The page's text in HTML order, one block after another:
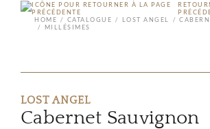
HOME
CATALOGUE LOST ANGEL
MILLÉSIMES
LOST ANGEL
Cabernet Sauvignon